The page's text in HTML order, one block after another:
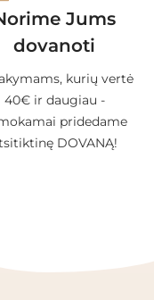
Jums
dovanoti
kurių vertė
40€ ir daugiau -
pridedame
DOVANĄ!